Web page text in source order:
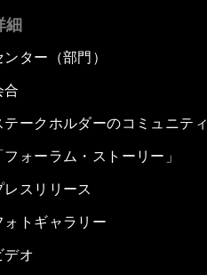
細
ンター（部門）
合
テークホルダーのコミュニティ
フォーラム・ストーリー」
レスリリース
ォトギャラリー
デオ